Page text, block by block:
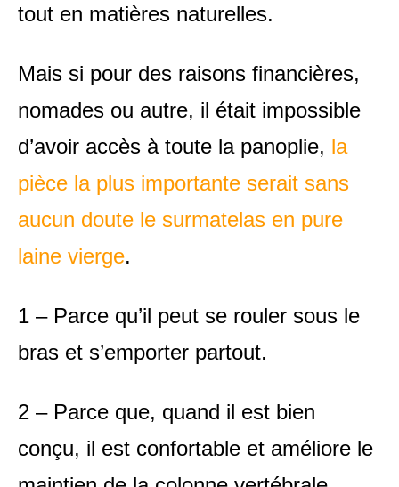
tout en matières naturelles.
Mais si pour des raisons financières,
nomades ou autre, il était impossible
d’avoir accès à toute la panoplie, la
pièce la plus importante serait sans
aucun doute le surmatelas en pure
laine vierge.
1 – Parce qu’il peut se rouler sous le
bras et s’emporter partout.
2 – Parce que, quand il est bien
conçu, il est confortable et améliore le